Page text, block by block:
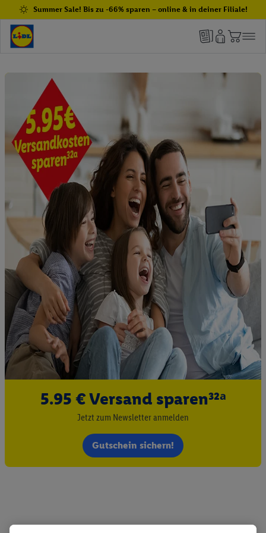
Summer Sale! Bis zu -66% sparen – online & in deiner Filiale!
5.95 € Versand sparen³²ᵃ
Jetzt zum Newsletter anmelden
Gutschein sichern!